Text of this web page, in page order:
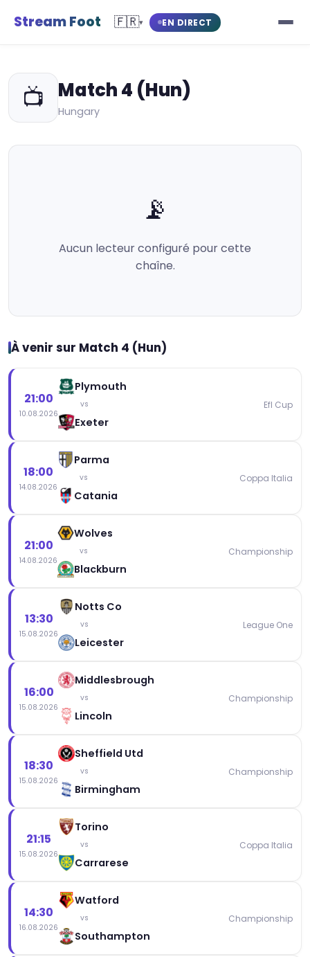
Stream Foot 🇫🇷▾ EN DIRECT
📺 Match 4 (Hun)
Hungary
📡
Aucun lecteur configuré pour cette
chaîne.
À venir sur Match 4 (Hun)
21:00
10.08.2026
Plymouth
vs
Exeter
Efl Cup
18:00
14.08.2026
Parma
vs
Catania
Coppa Italia
21:00
14.08.2026
Wolves
vs
Blackburn
Championship
13:30
15.08.2026
Notts Co
vs
Leicester
League One
16:00
15.08.2026
Middlesbrough
vs
Lincoln
Championship
18:30
15.08.2026
Sheffield Utd
vs
Birmingham
Championship
21:15
15.08.2026
Torino
vs
Carrarese
Coppa Italia
14:30
16.08.2026
Watford
vs
Southampton
Championship